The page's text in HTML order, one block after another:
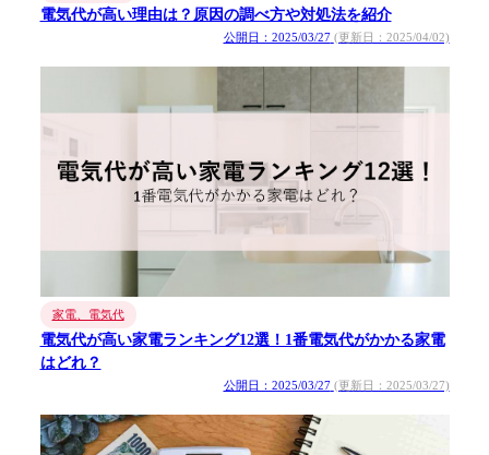
電気代が高い理由は？原因の調べ方や対処法を紹介
公開日：2025/03/27 (更新日：2025/04/02)
家電、電気代
電気代が高い家電ランキング12選！1番電気代がかかる家電
はどれ？
公開日：2025/03/27 (更新日：2025/03/27)